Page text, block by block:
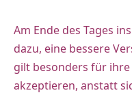
Am Ende des Tages
dazu, eine bessere
gilt besonders für ihre
akzeptieren, anstatt